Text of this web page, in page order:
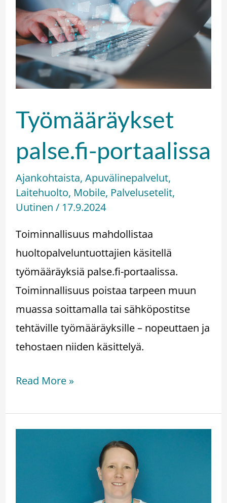
Työmääräykset
palse.fi-portaalissa
Ajankohtaista, Apuvälinepalvelut,
Laitehuolto, Mobile, Palvelusetelit,
Uutinen / 17.9.2024
Toiminnallisuus mahdollistaa
huoltopalveluntuottajien käsitellä
työmääräyksiä palse.fi-portaalissa.
Toiminnallisuus poistaa tarpeen muun
muassa soittamalla tai sähköpostitse
tehtäville työmääräyksille – nopeuttaen ja
tehostaen niiden käsittelyä.
portaalissa
Read More »